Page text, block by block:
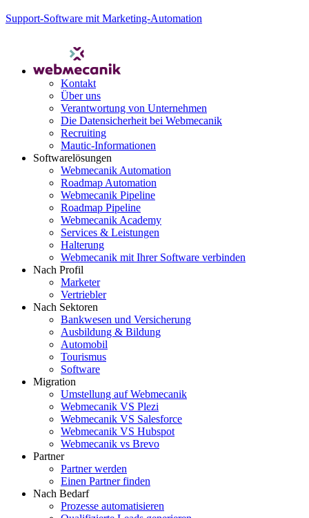
Support-Software mit Marketing-Automation
Kontakt
Über uns
Verantwortung von Unternehmen
Die Datensicherheit bei Webmecanik
Recruiting
Mautic-Informationen
Softwarelösungen
Webmecanik Automation
Roadmap Automation
Webmecanik Pipeline
Roadmap Pipeline
Webmecanik Academy
Services & Leistungen
Halterung
Webmecanik mit Ihrer Software verbinden
Nach Profil
Marketer
Vertriebler
Nach Sektoren
Bankwesen und Versicherung
Ausbildung & Bildung
Automobil
Tourismus
Software
Migration
Umstellung auf Webmecanik
Webmecanik VS Plezi
Webmecanik VS Salesforce
Webmecanik VS Hubspot
Webmecanik vs Brevo
Partner
Partner werden
Einen Partner finden
Nach Bedarf
Prozesse automatisieren